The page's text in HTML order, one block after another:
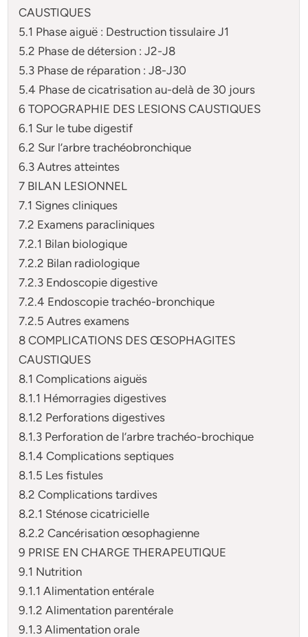
CAUSTIQUES
5.1 Phase aiguë : Destruction tissulaire J1
5.2 Phase de détersion : J2-J8
5.3 Phase de réparation : J8-J30
5.4 Phase de cicatrisation au-delà de 30 jours
6 TOPOGRAPHIE DES LESIONS CAUSTIQUES
6.1 Sur le tube digestif
6.2 Sur l’arbre trachéobronchique
6.3 Autres atteintes
7 BILAN LESIONNEL
7.1 Signes cliniques
7.2 Examens paracliniques
7.2.1 Bilan biologique
7.2.2 Bilan radiologique
7.2.3 Endoscopie digestive
7.2.4 Endoscopie trachéo-bronchique
7.2.5 Autres examens
8 COMPLICATIONS DES ŒSOPHAGITES
CAUSTIQUES
8.1 Complications aiguës
8.1.1 Hémorragies digestives
8.1.2 Perforations digestives
8.1.3 Perforation de l’arbre trachéo-brochique
8.1.4 Complications septiques
8.1.5 Les fistules
8.2 Complications tardives
8.2.1 Sténose cicatricielle
8.2.2 Cancérisation œsophagienne
9 PRISE EN CHARGE THERAPEUTIQUE
9.1 Nutrition
9.1.1 Alimentation entérale
9.1.2 Alimentation parentérale
9.1.3 Alimentation orale